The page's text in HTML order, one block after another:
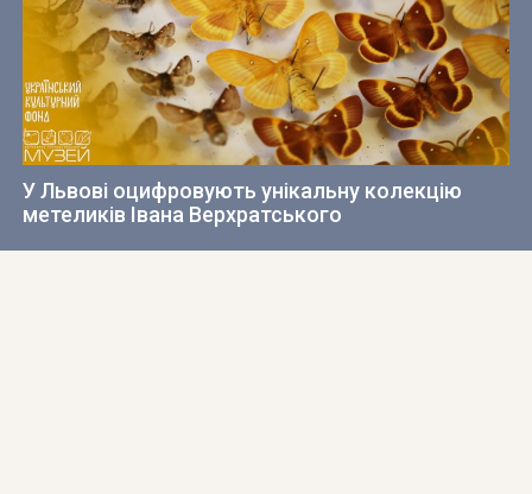
У Львові оцифровують унікальну колекцію
метеликів Івана Верхратського